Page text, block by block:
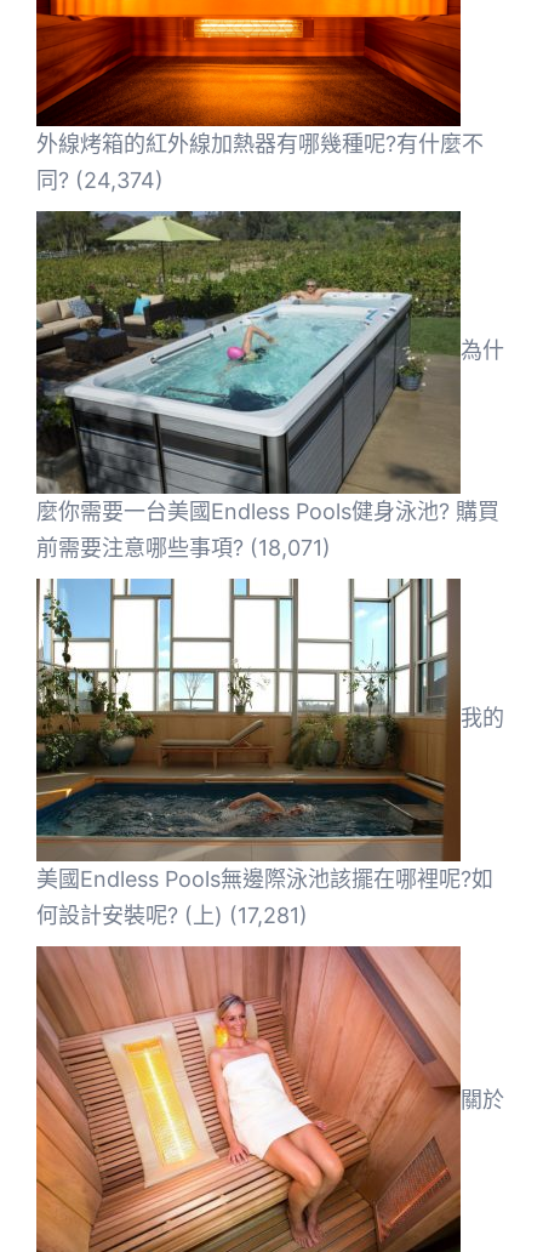
外線烤箱的紅外線加熱器有哪幾種呢?有什麼不
同? (24,374)
為什
麼你需要一台美國Endless Pools健身泳池? 購買
前需要注意哪些事項? (18,071)
我的
美國Endless Pools無邊際泳池該擺在哪裡呢?如
何設計安裝呢? (上) (17,281)
關於